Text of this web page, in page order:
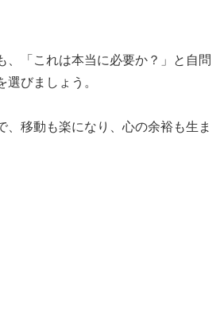
、「これは本当に必要か？」と自問
選びましょう。
、移動も楽になり、心の余裕も生ま